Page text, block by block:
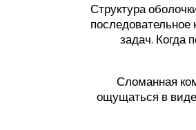
Структура
последовательное
задач. Когда
Сломанная
ощущаться в